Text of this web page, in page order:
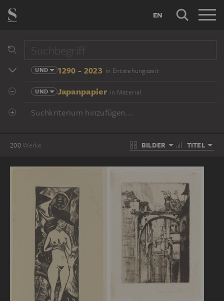
EN
UND 1290 - 2023 in Entstehungszeit
UND Japanpapier in Material
Suchkriterium hinzufügen...
200Werke BILDER TITEL